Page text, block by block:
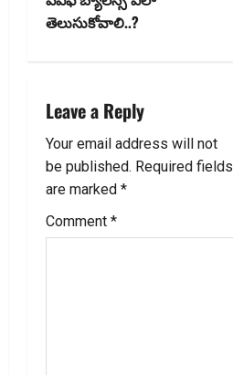
a
i
g
a
t
తెలుసుకోవాలి..?
Leave a Reply
Your email address will not
be published. Required fields
are marked *
Comment *